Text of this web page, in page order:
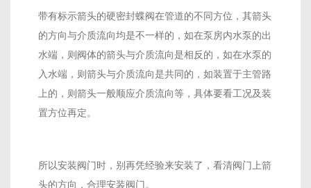
带有标示箭头的硬密封蝶阀在管道的不同方位，其箭头
的方向与介质流向均是不一样的，如在泵房内水泵的出
水端，则阀体的箭头与介质流向是相反的，如在水泵的
入水端，则箭头与介质流向是共同的，如装置于主管路
上的，则箭头一般顺应介质流向等，具体要看工况及装
置方位再定。
所以安装阀门时，别再凭经验来安装了，看清阀门上箭
头的方向，合理安装阀门。